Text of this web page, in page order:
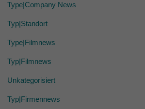
Type|Company News
Typ|Standort
Type|Filmnews
Typ|Filmnews
Unkategorisiert
Typ|Firmennews